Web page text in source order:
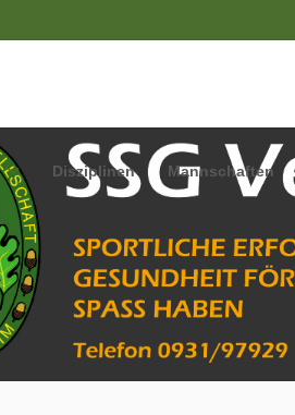
Disziplinen Mannschaften